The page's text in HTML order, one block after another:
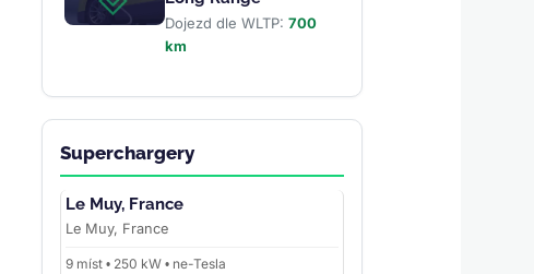
Dojezd dle WLTP: 700
km
Superchargery
Le Muy, France
Le Muy, France
9 míst • 250 kW • ne-Tesla